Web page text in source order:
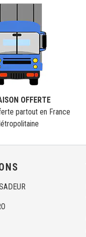
OFFERTE
partout en France